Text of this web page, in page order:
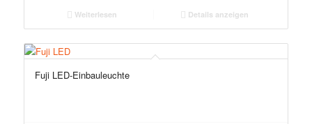
Weiterlesen Details anzeigen
Fuji LED-Einbauleuchte